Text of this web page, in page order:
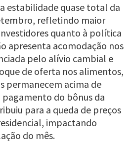
estabilidade quase total da
refletindo maior
quanto à política
apresenta acomodação nos
pelo alívio cambial e
de oferta nos alimentos,
permanecem acima de
pagamento do bônus da
para a queda de preços
impactando
do mês.